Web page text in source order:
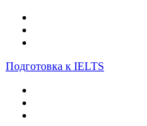
Подготовка к IELTS